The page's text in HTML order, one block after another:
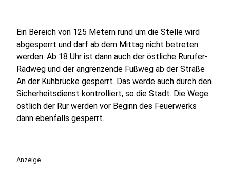
Ein Bereich von 125 Metern rund um die Stelle wird
abgesperrt und darf ab dem Mittag nicht betreten
werden. Ab 18 Uhr ist dann auch der östliche Rurufer-
Radweg und der angrenzende Fußweg ab der Straße
An der Kuhbrücke gesperrt. Das werde auch durch den
Sicherheitsdienst kontrolliert, so die Stadt. Die Wege
östlich der Rur werden vor Beginn des Feuerwerks
dann ebenfalls gesperrt.
Anzeige